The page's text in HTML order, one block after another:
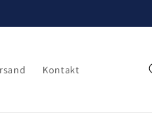
Kontakt